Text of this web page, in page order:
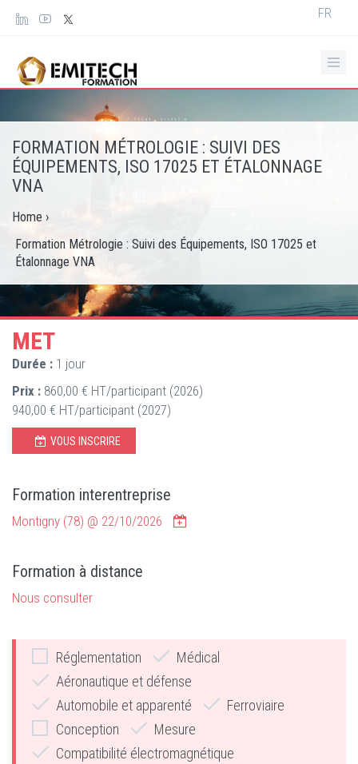
Panneau de gestion des cookies
Select
FR
FORMATION MÉTROLOGIE : SUIVI DES
ÉQUIPEMENTS, ISO 17025 ET ÉTALONNAGE
VNA
Home ›
Formation Métrologie : Suivi des Équipements, ISO 17025 et
Étalonnage VNA
MET
Durée : 1 jour
Prix : 860,00 € HT/participant (2026)
940,00 € HT/participant (2027)
VOUS INSCRIRE
Formation interentreprise
Montigny (78) @ 22/10/2026
Formation à distance
Nous consulter
Réglementation
Médical
Aéronautique et défense
Automobile et apparenté
Ferroviaire
Conception
Mesure
Compatibilité électromagnétique